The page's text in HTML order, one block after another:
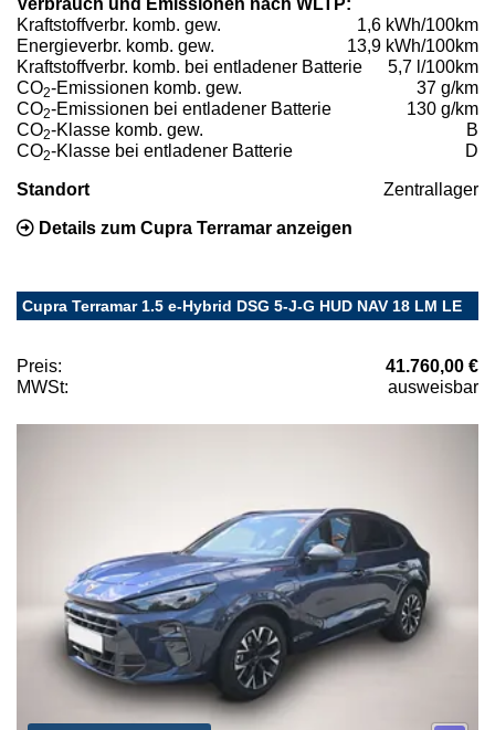
Kraftstoffverbr. komb. gew.
1,6 kWh/100km
Energieverbr. komb. gew.
13,9 kWh/100km
Kraftstoffverbr. komb. bei entladener Batterie
5,7 l/100km
CO2-Emissionen komb. gew.
37 g/km
CO2-Emissionen bei entladener Batterie
130 g/km
CO2-Klasse komb. gew.
B
CO2-Klasse bei entladener Batterie D
Standort Zentrallager
Details zum Cupra Terramar anzeigen
Cupra Terramar 1.5 e-Hybrid DSG 5-J-G HUD NAV 18 LM LE
Preis:
41.760,00 €
MWSt:
ausweisbar